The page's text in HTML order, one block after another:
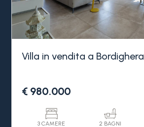
Villa in vendita a Bordighera
€ 980.000
3 CAMERE 2 BAGNI